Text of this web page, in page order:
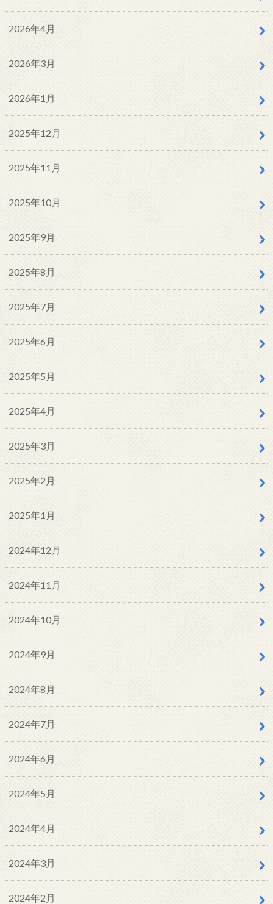
2026年4月
2026年3月
2026年1月
2025年12月
2025年11月
2025年10月
2025年9月
2025年8月
2025年7月
2025年6月
2025年5月
2025年4月
2025年3月
2025年2月
2025年1月
2024年12月
2024年11月
2024年10月
2024年9月
2024年8月
2024年7月
2024年6月
2024年5月
2024年4月
2024年3月
2024年2月